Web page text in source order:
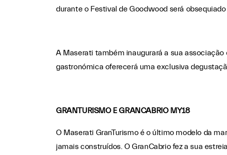
durante o Festival de Goodwood será
A Maserati também inaugurará a sua
gastronómica oferecerá uma exclusiva
GRANTURISMO E GRANCABRIO MY18
O Maserati GranTurismo é o último modelo da
jamais construídos. O GranCabrio fez a sua